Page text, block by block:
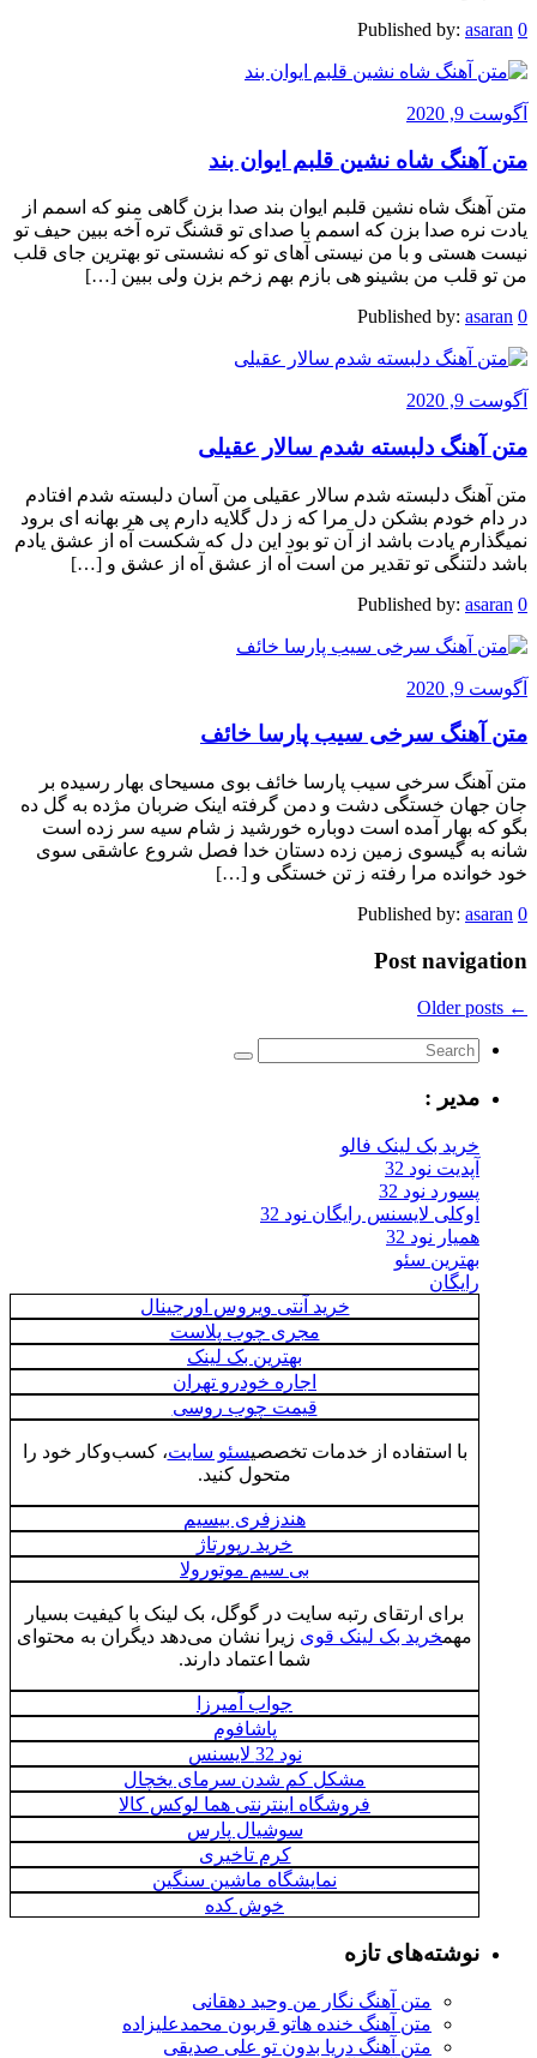
Published by: asaran 0
آگوست 9, 2020
متن آهنگ شاه نشین قلبم ایوان بند
متن آهنگ شاه نشین قلبم ایوان بند صدا بزن گاهی منو که اسمم از
یادت نره صدا بزن که اسمم با صدای تو قشنگ تره آخه ببین حیف تو
نیست هستی و با من نیستی آهای تو که نشستی تو بهترین جای قلب
من تو قلب من بشینو هی بازم بهم زخم بزن ولی ببین […]
Published by: asaran 0
آگوست 9, 2020
متن آهنگ دلبسته شدم سالار عقیلی
متن آهنگ دلبسته شدم سالار عقیلی من آسان دلبسته شدم افتادم
در دام خودم بشکن دل مرا که ز دل گلایه دارم پی هر بهانه ای برود
نمیگذارم یادت باشد از آن تو بود این دل که شکست آه از عشق یادم
باشد دلتنگی تو تقدیر من است آه از عشق آه از عشق و […]
Published by: asaran 0
آگوست 9, 2020
متن آهنگ سرخی سیب پارسا خائف
متن آهنگ سرخی سیب پارسا خائف بوی مسیحای بهار رسیده بر
جان جهان خستگی دشت و دمن گرفته اینک ضربان مژده به گل ده
بگو که بهار آمده است دوباره خورشید ز شام سیه سر زده است
شانه به گیسوی زمین زده دستان خدا فصل شروع عاشقی سوی
خود خوانده مرا رفته ز تن خستگی و […]
Published by: asaran 0
Post navigation
← Older posts
مدیر :
خرید بک لینک فالو
آپدیت نود 32
پسورد نود 32
اوکلی لایسنس رایگان نود 32
همیار نود 32
بهترین سئو
رایگان
خرید آنتی ویروس اورجینال
مجری چوب پلاست
بهترین بک لینک
اجاره خودرو تهران
قیمت چوب روسی
با استفاده از خدمات تخصصیسئو سایت، کسب‌وکار خود را
متحول کنید.
هندزفری بیسیم
خرید رپورتاژ
بی سیم موتورولا
برای ارتقای رتبه سایت در گوگل، بک لینک با کیفیت بسیار
مهمخرید بک لینک قوی زیرا نشان می‌دهد دیگران به محتوای
شما اعتماد دارند.
جواب آمیرزا
پاشافوم
نود 32 لایسنس
مشکل کم شدن سرمای یخچال
فروشگاه اینترنتی هما لوکس کالا
سوشیال پارس
کرم تاخیری
نمایشگاه ماشین سنگین
خوش کده
نوشته‌های تازه
متن آهنگ نگار من وحید دهقانی
متن آهنگ خنده هاتو قربون محمدعلیزاده
متن آهنگ دریا بدون تو علی صدیقی